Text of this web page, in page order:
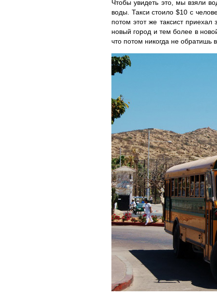
Чтобы увидеть это, мы взяли
воды. Такси стоило $10 с
потом этот же таксист
новый город и тем более в
что потом никогда не обратишь